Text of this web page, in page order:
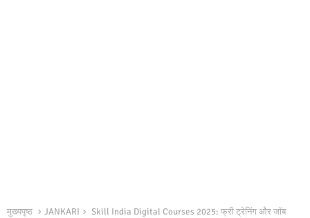
मुख्यपृष्ठ JANKARI
Skill India Digital Courses 2025: फ्री ट्रेनिंग और जॉब